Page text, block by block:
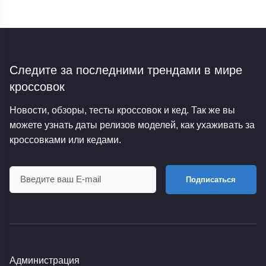
Следите за последними трендами в мире
кроссовок
Новости, обзоры, тесты кроссовок и кед. Так же вы
можете узнать даты релизов моделей, как ухаживать за
кроссовками или кедами.
Подписаться
Администрация